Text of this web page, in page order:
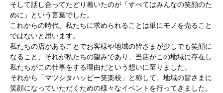
そして話し合ってたどり着いたのが「すべてはみんなの笑顔のた
めに」という言葉でした。
これからの時代、私たちに求められることは単にモノを売ること
ではないと思います。
私たちの店があることでお客様や地域の皆さまが少しでも笑顔に
なること、それが私たちの望みであり、当店がこの地域に存在し
私たちがこの仕事をする理由だという想いに至りました。
それから「マツシタハッピー笑楽校」と称して、地域の皆さまに
笑顔になっていただくための様々なイベントを行ってきました。